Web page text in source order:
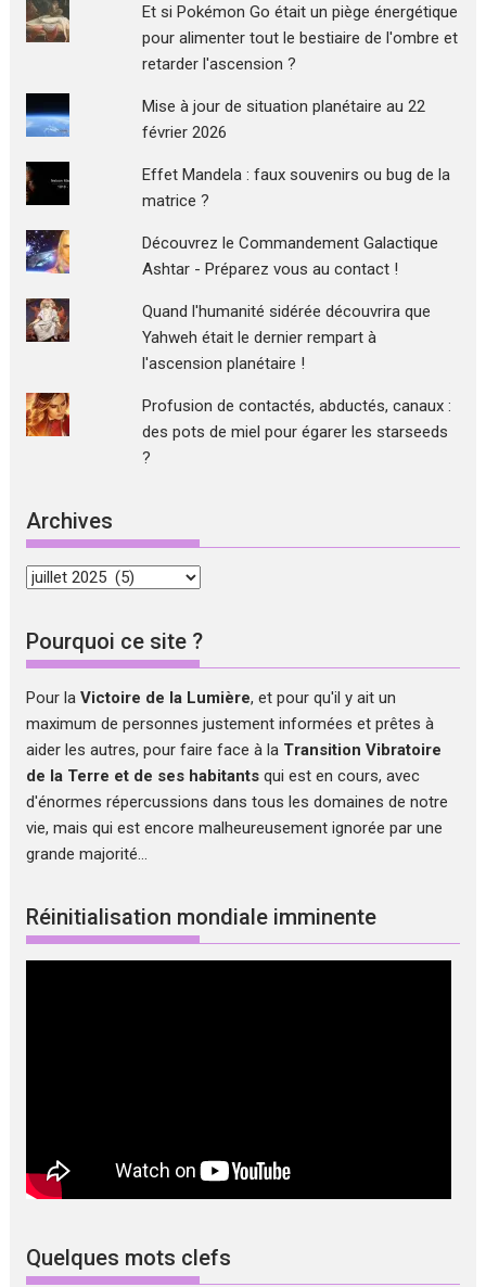
Et si Pokémon Go était un piège énergétique
pour alimenter tout le bestiaire de l'ombre et
retarder l'ascension ?
Mise à jour de situation planétaire au 22
février 2026
Effet Mandela : faux souvenirs ou bug de la
matrice ?
Découvrez le Commandement Galactique
Ashtar - Préparez vous au contact !
Quand l'humanité sidérée découvrira que
Yahweh était le dernier rempart à
l'ascension planétaire !
Profusion de contactés, abductés, canaux :
des pots de miel pour égarer les starseeds
?
Archives
Archives
Pourquoi ce site ?
Pour laVictoire de la Lumière, et pour qu'il y ait un
maximum de personnes justement informées et prêtes à
aider les autres, pour faire face à la Transition Vibratoire
de la Terre et de ses habitants qui est en cours, avec
d'énormes répercussions dans tous les domaines de notre
vie, mais qui est encore malheureusement ignorée par une
grande majorité...
Réinitialisation mondiale imminente
Quelques mots clefs